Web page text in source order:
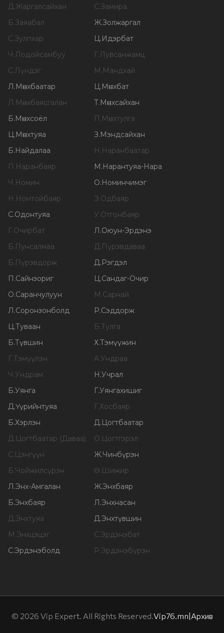
Д.Жаргалсайхан С.Замира
Б.Заяабал Ж.Золжаргал
С.Зулпхар Ц.Идэрбат
Ч.Лодойсамбуу Г.Лувсанжамц
С.Лүндэг М.Мандхай
Л.Мөнхбаатар Ц.Мөнхбат
Л.Мөнхбаясгалан Т.Мөнхсайхан
Б.Мөнхсоёл П.Мөнхтулга
Ц.Мөнхтуяа З.Мэндсайхан
Б.Найдалаа Н.Наранбаатар
П.Наранбаяр М.Нарантуяа-Нара
Ч.Номин О.Номинчимэг
Н.Номтойбаяр Э.Одбаяр
С.Одонтуяа У.Отгонбаяр
Г.Очирбат Л.Оюун-Эрдэнэ
Б.Пунсалмаа Д.Пүрэвдаваа
Б.Пүрэвдорж Д.Рэгдэл
П.Сайнзориг Ц.Сандаг-Очир
О.Саранчулуун М.Сарнай
Л.Соронзонболд Р.Сэддорж
Ц.Туваан Б.Тулга
Б.Түвшин Х.Тэмүүжин
Г.Тэмүүлэн А.Ундраа
Ч.Ундрам Н.Учрал
Б.Уянга Г.Уянгахишиг
Д.Үүрийнтуяа Г.Хосбаяр
Б.Хэрлэн Д.Цогтбаатар
Д.Цогтбаатар (Даваа) О.Цогтгэрэл
С.Цэнгүүн Ж.Чинбүрэн
Б.Чойжилсүрэн Ө.Шижир
Л.Энх-Амгалан Ж.Энхбаяр
Б.Энхбаяр Л.Энхнасан
Д.Энхтуяа Д.Энхтүвшин
М.Энхцэцэг С.Эрдэнэбат
С.Эрдэнэболд Р.Эрдэнэбүрэн
© 2026 Vip Expert. All Rights Reserved.Vip76.mn|Архив